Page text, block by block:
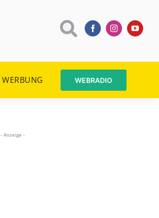
WERBUNG WEBRADIO
- Anzeige -